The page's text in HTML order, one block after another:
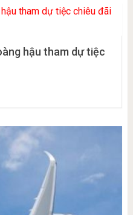
hậu tham dự tiệc